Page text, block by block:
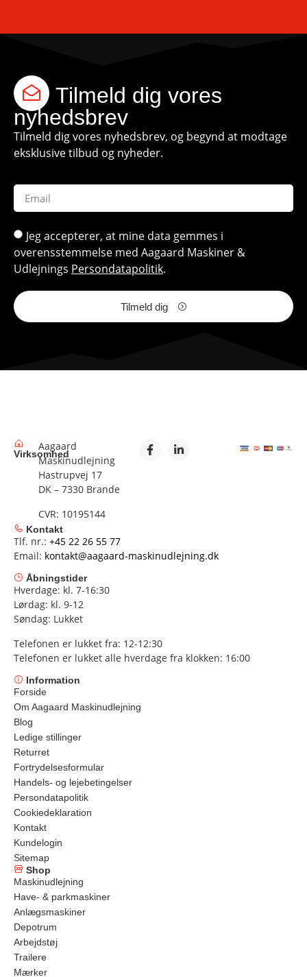
Tilmeld dig vores
nyhedsbrev
Tilmeld dig vores nyhedsbrev, og begynd at modtage
eksklusive tilbud og nyheder.
Jeg accepterer, at mine data gemmes i
overensstemmelse med Aagaard Maskiner &
Udlejnings Persondatapolitik.
Tilmeld dig
Virksomhed
Aagaard
Maskinudlejning
Hastrupvej 17
DK – 7330 Brande
CVR: 10195144
Kontakt
Tlf. nr.: +45 22 26 55 77
Email: kontakt@aagaard-maskinudlejning.dk
Åbningstider
Hverdage: kl. 7-16:30
Lørdag: kl. 9-12
Søndag: Lukket
Telefonen er lukket fra: 12-12:30
Telefonen er lukket alle hverdage fra klokken: 16:00
Information
Forside
Om Aagaard Maskinudlejning
Blog
Ledige stillinger
Returret
Fortrydelsesformular
Handels- og lejebetingelser
Persondatapolitik
Cookiedeklaration
Kontakt
Kundelogin
Sitemap
Shop
Maskinudlejning
Have- & parkmaskiner
Anlægsmaskiner
Depotrum
Arbejdstøj
Trailere
Mærker